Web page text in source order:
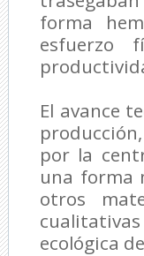
forma
esfuerzo
El avance
por la
una forma
otros
ecológica